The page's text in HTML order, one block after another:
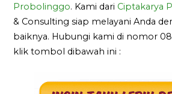
Probolinggo. Kami dari Ciptakarya
& Consulting siap melayani Anda
baiknya. Hubungi kami di nomor
klik tombol dibawah ini :